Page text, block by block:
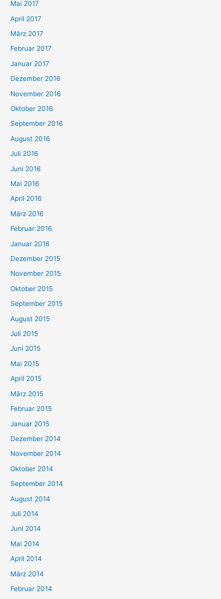
Mai 2017
April 2017
März 2017
Februar 2017
Januar 2017
Dezember 2016
November 2016
Oktober 2016
September 2016
August 2016
Juli 2016
Juni 2016
Mai 2016
April 2016
März 2016
Februar 2016
Januar 2016
Dezember 2015
November 2015
Oktober 2015
September 2015
August 2015
Juli 2015
Juni 2015
Mai 2015
April 2015
März 2015
Februar 2015
Januar 2015
Dezember 2014
November 2014
Oktober 2014
September 2014
August 2014
Juli 2014
Juni 2014
Mai 2014
April 2014
März 2014
Februar 2014